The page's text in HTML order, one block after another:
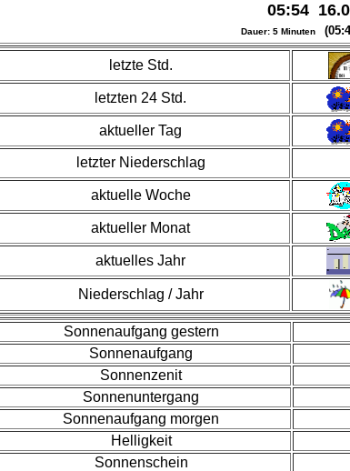
05:54
Dauer: 5 Minuten
letzte Std.
letzten 24 Std.
aktueller Tag
letzter Niederschlag
aktuelle Woche
aktueller Monat
aktuelles Jahr
Niederschlag / Jahr
Sonnenaufgang gestern
Sonnenaufgang
Sonnenzenit
Sonnenuntergang
Sonnenaufgang morgen
Helligkeit
Sonnenschein